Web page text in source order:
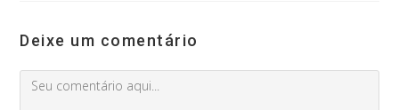
Deixe um comentário
Comment